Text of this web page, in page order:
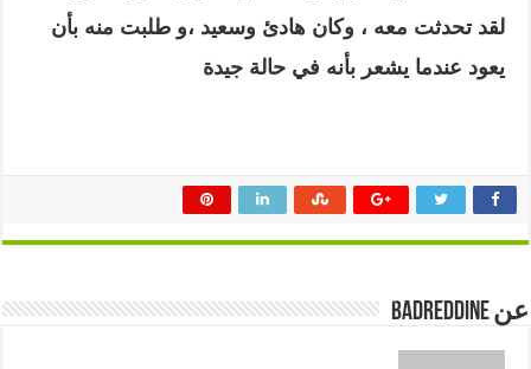
لقد تحدثت معه ، وكان هادئ وسعيد ،و طلبت منه بأن
يعود عندما يشعر بأنه في حالة جيدة
عن badreddine